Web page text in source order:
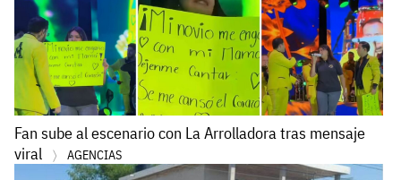
Fan sube al escenario con La Arrolladora tras mensaje
viral
AGENCIAS